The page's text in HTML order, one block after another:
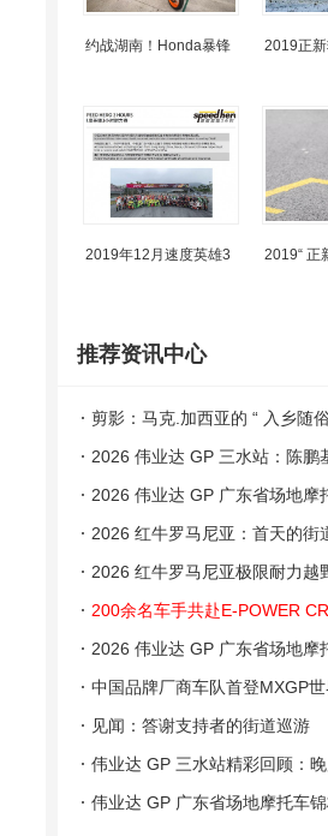
约战湖南！Honda暴锋 2019正
2019年12月速度英雄3 2019“ 正
推荐资讯中心
剪影：马克.加西亚的 “ 入乡随
2026 伟业达 GP 三水站：陈鹏
速
2026 伟业达 GP 广东省场地摩
三水站：跌宕起伏的较量
2026 红牛罗马尼亚：首天的街
2026 红牛罗马尼亚极限耐力越
阵营
200余名车手共赴E-POWER
越野崇礼站盛宴
2026 伟业达 GP 广东省场地摩
三水站：成绩
中国品牌厂商车队首登MXGP
6世界摩托车越野锦标赛中国上
见闻：答谢支持者的街道巡游
伟业达 GP 三水站精彩回顾：
伟业达 GP 广东省场地摩托车